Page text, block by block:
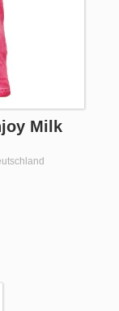
Milk